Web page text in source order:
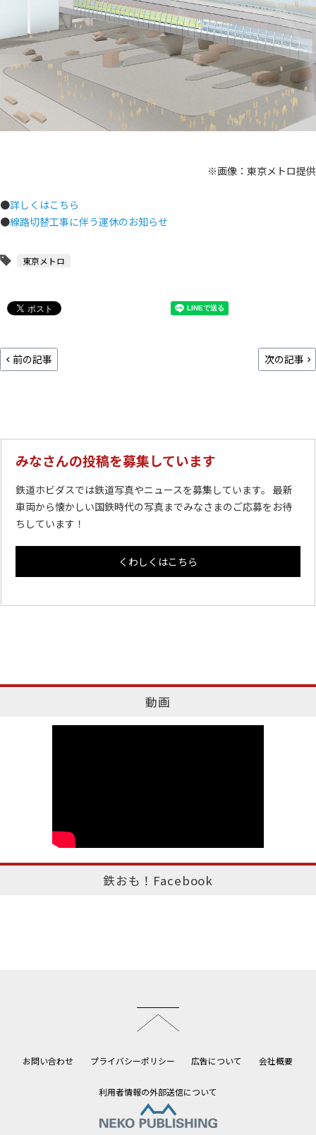
※画像：東京メトロ提供
●詳しくはこちら
●線路切替工事に伴う運休のお知らせ
東京メトロ
前の記事 次の記事
みなさんの投稿を募集しています
鉄道ホビダスでは鉄道写真やニュースを募集しています。 最新
車両から懐かしい国鉄時代の写真までみなさまのご応募をお待
ちしています！
くわしくはこちら
動画
鉄おも！Facebook
お問い合わせ プライバシーポリシー 広告について 会社概要
利用者情報の外部送信について